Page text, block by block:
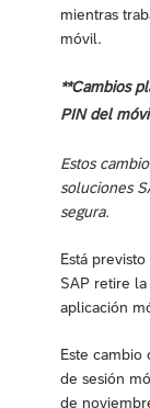
mientras
móvil.
**Cambios
PIN del
Estos
soluciones
segura.
Está
SAP retire
aplicación
Este
de sesión
de